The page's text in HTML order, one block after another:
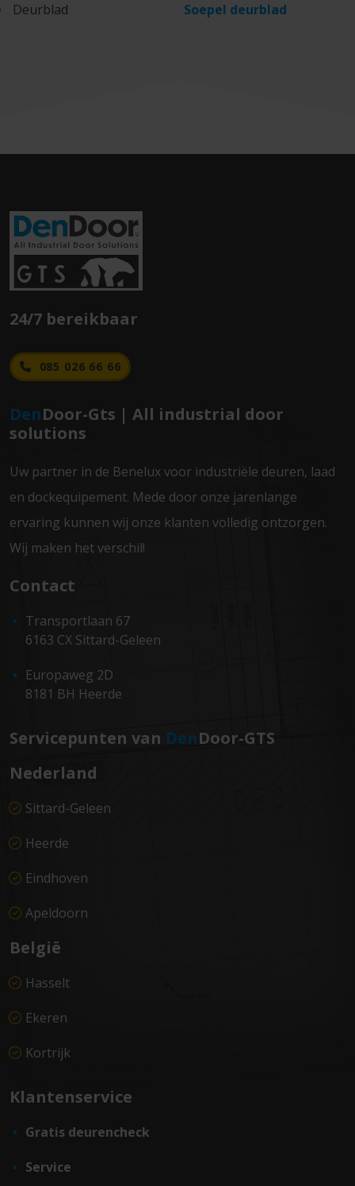
Deurblad Soepel deurblad
DenDoor-Gts | All industrial door
solutions
Uw partner in de Benelux voor industriële deuren, laad
en dockequipement. Mede door onze jarenlange
ervaring kunnen wij onze klanten volledig ontzorgen.
Wij maken het verschil!
Contact
Transportlaan 67
6163 CX Sittard-Geleen
Europaweg 2D
8181 BH Heerde
Servicepunten van DenDoor-GTS
Nederland
Sittard-Geleen
Heerde
Eindhoven
Apeldoorn
België
Hasselt
Ekeren
Kortrijk
Klantenservice
Gratis deurencheck
Service
24/7 bereikbaar
085 026 66 66